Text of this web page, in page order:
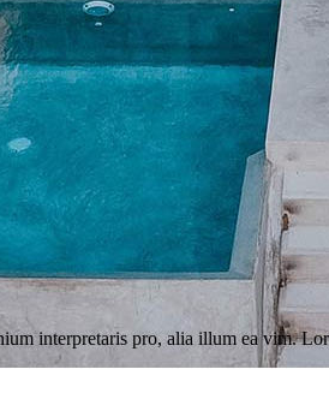
interpretaris pro, alia illum ea vim.